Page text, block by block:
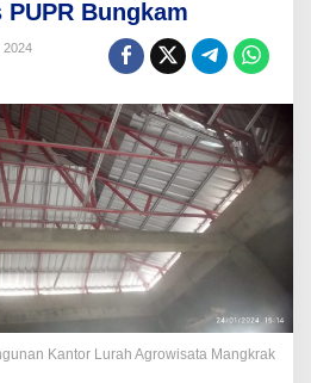
Bungkam
2024
Kantor Lurah Agrowisata Mangkrak